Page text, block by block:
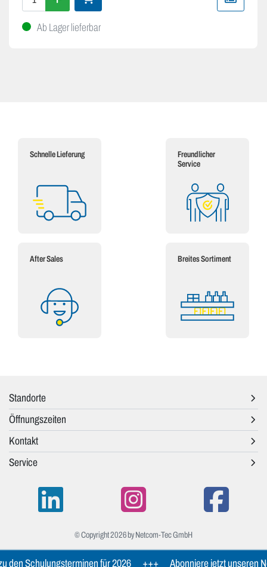
Ab Lager lieferbar
Schnelle Lieferung
Freundlicher
Service
After Sales Breites Sortiment
Standorte
Öffnungszeiten
Kontakt
Service
© Copyright 2026 by Netcom-Tec GmbH
den Schulungsterminen für 2026 +++ Abonniere jetzt unseren